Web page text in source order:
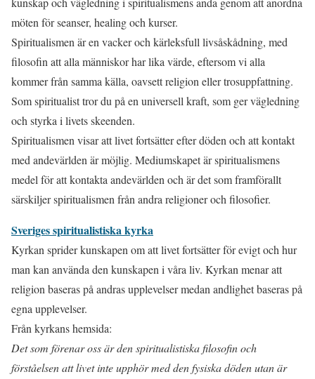
möten för seanser, healing och kurser.
Spiritualismen är en vacker och kärleksfull livsåskådning, med
filosofin att alla människor har lika värde, eftersom vi alla
kommer från samma källa, oavsett religion eller trosuppfattning.
Som spiritualist tror du på en universell kraft, som ger vägledning
och styrka i livets skeenden.
Spiritualismen visar att livet fortsätter efter döden och att kontakt
med andevärlden är möjlig. Mediumskapet är spiritualismens
medel för att kontakta andevärlden och är det som framförallt
särskiljer spiritualismen från andra religioner och filosofier.
Sveriges spiritualistiska kyrka
Kyrkan sprider kunskapen om att livet fortsätter för evigt och hur
man kan använda den kunskapen i våra liv. Kyrkan menar att
religion baseras på andras upplevelser medan andlighet baseras på
egna upplevelser.
Från kyrkans hemsida:
Det som förenar oss är den spiritualistiska filosofin och
förståelsen att livet inte upphör med den fysiska döden utan är